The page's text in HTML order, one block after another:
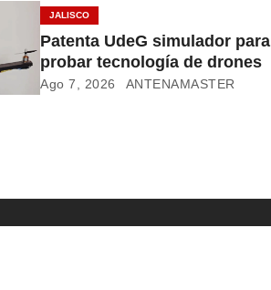
JALISCO
Patenta UdeG simulador para
probar tecnología de drones
Ago 7, 2026 ANTENAMASTER